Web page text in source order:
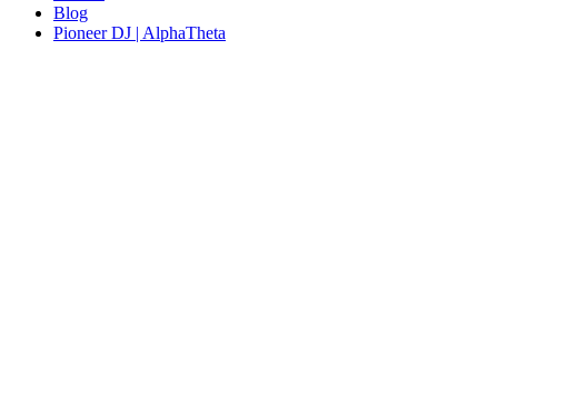
Blog
Pioneer DJ | AlphaTheta